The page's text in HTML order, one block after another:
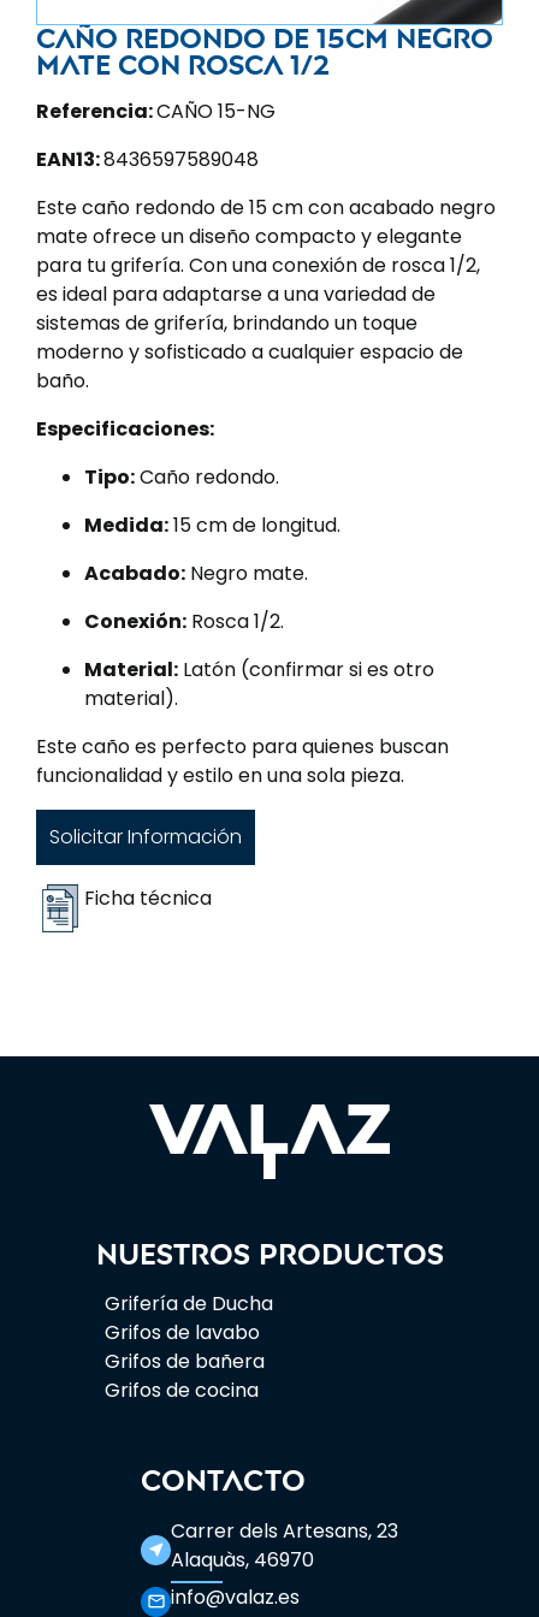
Caño redondo de 15cm negro
mate con rosca 1/2
Referencia:CAÑO 15-NG
EAN13:8436597589048
Este caño redondo de 15 cm con acabado negro
mate ofrece un diseño compacto y elegante
para tu grifería. Con una conexión de rosca 1/2,
es ideal para adaptarse a una variedad de
sistemas de grifería, brindando un toque
moderno y sofisticado a cualquier espacio de
baño.
Especificaciones:
Tipo:Caño redondo.
Medida:15 cm de longitud.
Acabado: Negro mate.
Conexión: Rosca 1/2.
Material: Latón (confirmar si es otro
material).
Este caño es perfecto para quienes buscan
funcionalidad y estilo en una sola pieza.
Solicitar Información
Ficha técnica
Nuestros productos
Grifería de Ducha
Grifos de lavabo
Grifos de bañera
Grifos de cocina
CONTACTO
near_me
Carrer dels Artesans, 23
Alaquàs, 46970
mail_outline info@valaz.es